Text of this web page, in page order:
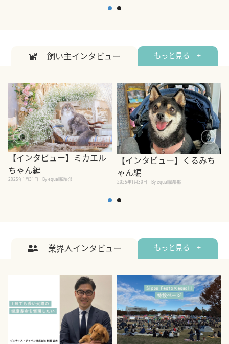
飼い主インタビュー もっと見る +
【インタビュー】ミカエル
ちゃん編
2025年1月31日 By equall編集部
【インタビュー】くるみち
ゃん編
2025年1月30日 By equall編集部
業界人インタビュー もっと見る +